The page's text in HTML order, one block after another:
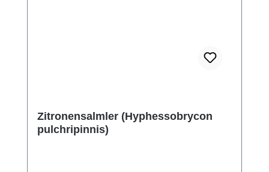
Zitronensalmler (Hyphessobrycon
pulchripinnis)